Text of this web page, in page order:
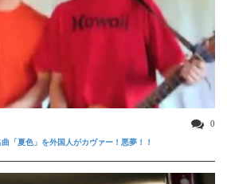
0
「夏色」を外国人がカヴァー！悪夢！！